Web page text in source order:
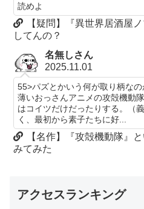
読めよ
【疑問】『異世界居酒屋
してんの？
名無しさん
2025.11.01
55>パズとかいう何が取り柄な
薄いおっさんアニメの攻殻機動
はコイツだけだったりする。（
く、最初から素子たちに好...
【名作】『攻殻機動隊』
みてみた
アクセスランキング